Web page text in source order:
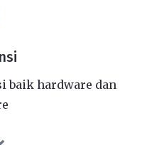
baik hardware dan